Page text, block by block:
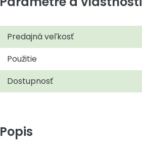
Predajná veľkosť
Použitie
Dostupnosť
Popis